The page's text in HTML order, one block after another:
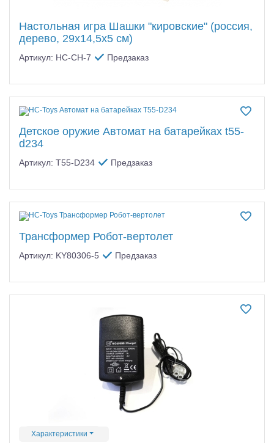
Настольная игра Шашки "кировские" (россия,
дерево, 29х14,5х5 см)
Артикул: HC-CH-7 Предзаказ
Детское оружие Автомат на батарейках t55-
d234
Артикул: T55-D234 Предзаказ
Трансформер Робот-вертолет
Артикул: KY80306-5 Предзаказ
Характеристики